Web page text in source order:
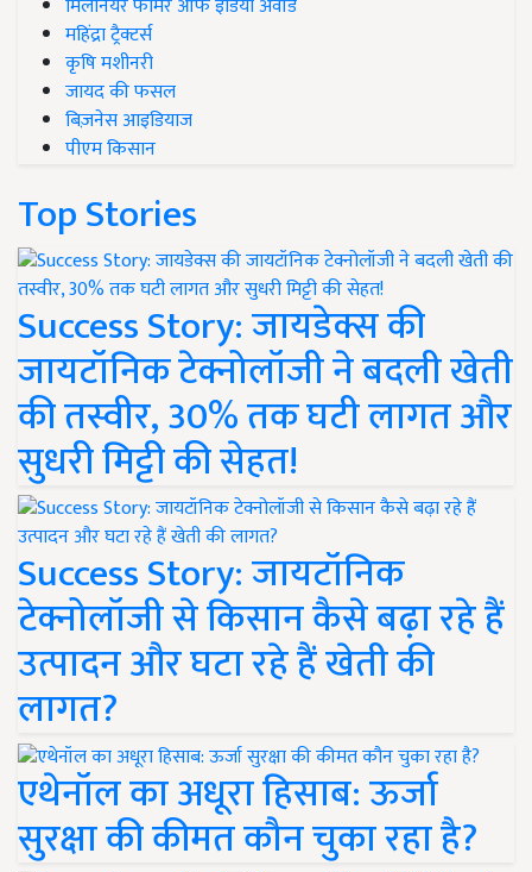
मिलेनियर फार्मर ऑफ इंडिया अवॉर्ड
महिंद्रा ट्रैक्टर्स
कृषि मशीनरी
जायद की फसल
बिज़नेस आइडियाज
पीएम किसान
Top Stories
Success Story: जायडेक्स की
जायटॉनिक टेक्नोलॉजी ने बदली खेती
की तस्वीर, 30% तक घटी लागत और
सुधरी मिट्टी की सेहत!
Success Story: जायटॉनिक
टेक्नोलॉजी से किसान कैसे बढ़ा रहे हैं
उत्पादन और घटा रहे हैं खेती की
लागत?
एथेनॉल का अधूरा हिसाब: ऊर्जा
सुरक्षा की कीमत कौन चुका रहा है?